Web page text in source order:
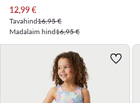
Praegune hind
12,99€
Tavahind16,95 €
Madalaim hind16,95 €